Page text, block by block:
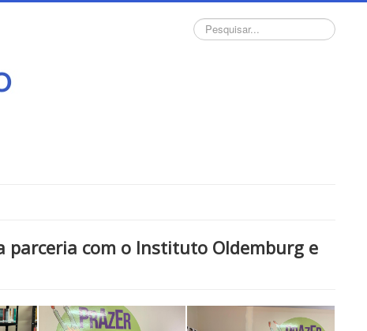
Pesquisar...
parceria com o Instituto Oldemburg e